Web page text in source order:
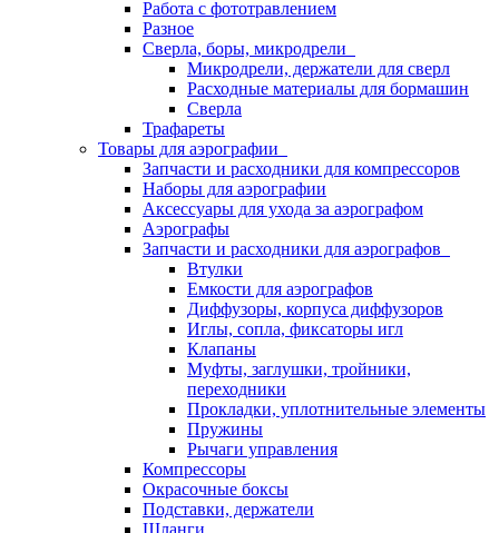
Работа с фототравлением
Разное
Сверла, боры, микродрели
Микродрели, держатели для сверл
Расходные материалы для бормашин
Сверла
Трафареты
Товары для аэрографии
Запчасти и расходники для компрессоров
Наборы для аэрографии
Аксессуары для ухода за аэрографом
Аэрографы
Запчасти и расходники для аэрографов
Втулки
Емкости для аэрографов
Диффузоры, корпуса диффузоров
Иглы, сопла, фиксаторы игл
Клапаны
Муфты, заглушки, тройники,
переходники
Прокладки, уплотнительные элементы
Пружины
Рычаги управления
Компрессоры
Окрасочные боксы
Подставки, держатели
Шланги